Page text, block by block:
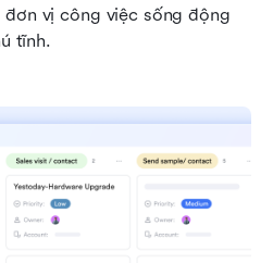
vị công việc sống động
tĩnh.